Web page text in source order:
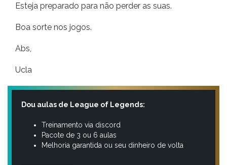
Esteja preparado para não perder as suas.
Boa sorte nos jogos.
Abs,
Ucla
Dou aulas de League of Legends:
Treinamento via discord
Pacote de 3 ou 6 aulas
Melhoria garantida ou seu dinheiro de volta